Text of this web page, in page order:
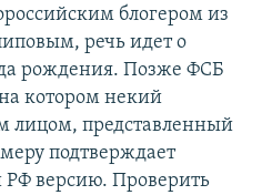
блогером из
речь идет о
рождения. Позже ФСБ
котором некий
представленный
подтверждает
версию. Проверить